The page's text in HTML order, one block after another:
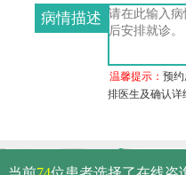
病情描述
温馨提示：预
排医生及确认详